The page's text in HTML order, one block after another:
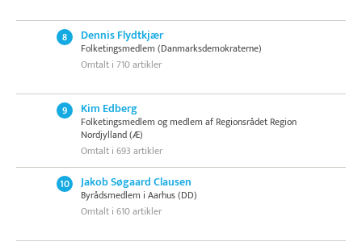
8 Dennis Flydtkjær
Folketingsmedlem (Danmarksdemokraterne)
Omtalt i 710 artikler
9 Kim Edberg
Folketingsmedlem og medlem af Regionsrådet Region
Nordjylland (Æ)
Omtalt i 693 artikler
10 Jakob Søgaard Clausen
Byrådsmedlem i Aarhus (DD)
Omtalt i 610 artikler